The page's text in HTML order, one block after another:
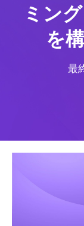
ミン
を
最